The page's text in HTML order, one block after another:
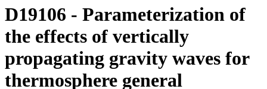
D19106 - Parameterization of
the effects of vertically
propagating gravity waves for
thermosphere general